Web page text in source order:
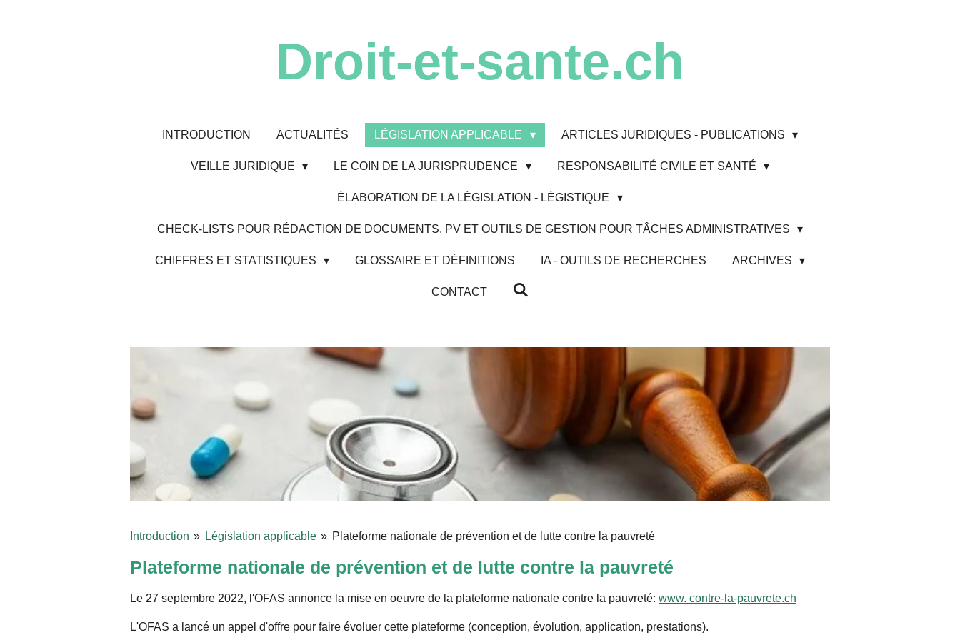
Droit-et-sante.ch
INTRODUCTION ACTUALITÉS LÉGISLATION APPLICABLE ARTICLES JURIDIQUES - PUBLICATIONS
VEILLE JURIDIQUE LE COIN DE LA JURISPRUDENCE RESPONSABILITÉ CIVILE ET SANTÉ
ÉLABORATION DE LA LÉGISLATION - LÉGISTIQUE
CHECK-LISTS POUR RÉDACTION DE DOCUMENTS, PV ET OUTILS DE GESTION POUR TÂCHES ADMINISTRATIVES
CHIFFRES ET STATISTIQUES GLOSSAIRE ET DÉFINITIONS IA - OUTILS DE RECHERCHES ARCHIVES
CONTACT
Introduction » Législation applicable » Plateforme nationale de prévention et de lutte contre la pauvreté
Plateforme nationale de prévention et de lutte contre la pauvreté
Le 27 septembre 2022, l'OFAS annonce la mise en oeuvre de la plateforme nationale contre la pauvreté: www. contre-la-pauvrete.ch
L'OFAS a lancé un appel d'offre pour faire évoluer cette plateforme (conception, évolution, application, prestations).